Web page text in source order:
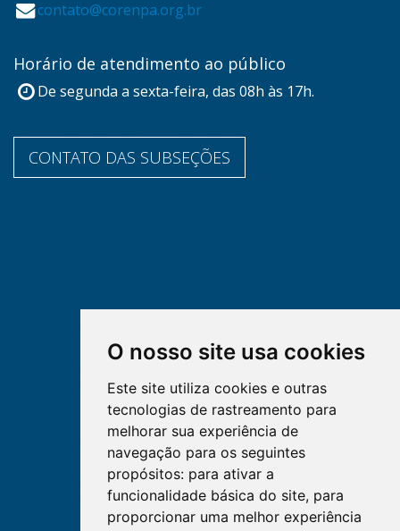
O nosso site usa cookies
Este site utiliza cookies e outras
tecnologias de rastreamento para
melhorar sua experiência de
navegação para os seguintes
propósitos: para ativar a
funcionalidade básica do site, para
proporcionar uma melhor experiência
contato@corenpa.org.br
Horário de atendimento ao público
De segunda a sexta-feira, das 08h às 17h.
CONTATO DAS SUBSEÇÕES